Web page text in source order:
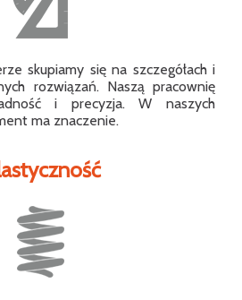
skupiamy się na szczegółach i
rozwiązań. Naszą pracownię
i precyzja. W naszych
ma znaczenie.